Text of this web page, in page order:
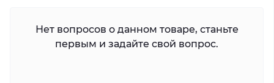
Нет вопросов о данном товаре, станьте
первым и задайте свой вопрос.